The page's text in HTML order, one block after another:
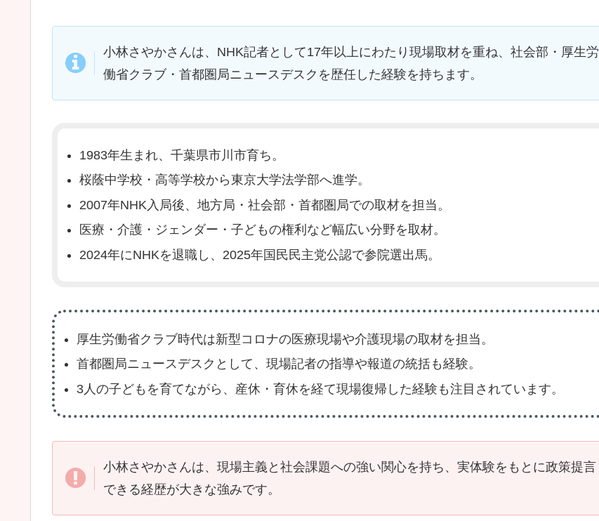
小林さやかさんは、NHK記者として17年以上にわたり現場取材を重ね、社会部・厚生労
働省クラブ・首都圏局ニュースデスクを歴任した経験を持ちます。
1983年生まれ、千葉県市川市育ち。
桜蔭中学校・高等学校から東京大学法学部へ進学。
2007年NHK入局後、地方局・社会部・首都圏局での取材を担当。
医療・介護・ジェンダー・子どもの権利など幅広い分野を取材。
2024年にNHKを退職し、2025年国民民主党公認で参院選出馬。
厚生労働省クラブ時代は新型コロナの医療現場や介護現場の取材を担当。
首都圏局ニュースデスクとして、現場記者の指導や報道の統括も経験。
3人の子どもを育てながら、産休・育休を経て現場復帰した経験も注目されています。
小林さやかさんは、現場主義と社会課題への強い関心を持ち、実体験をもとに政策提言
できる経歴が大きな強みです。